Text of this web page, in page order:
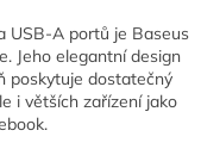
USB-A portů je Baseus
Jeho elegantní design
poskytuje dostatečný
i větších zařízení jako